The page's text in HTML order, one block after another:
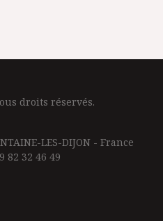
droits réservés.
LES-DIJON - France
82 32 46 49